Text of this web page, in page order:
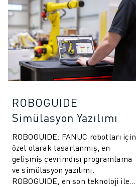
ROBOGUIDE
Simülasyon Yazılımı
ROBOGUIDE: FANUC robotları için
özel olarak tasarlanmış, en
gelişmiş çevrimdışı programlama
ve simülasyon yazılımı.
ROBOGUIDE, en son teknoloji ile